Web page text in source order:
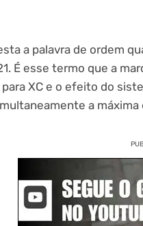
a palavra de ordem
É esse termo que a
XC e o efeito do
a máxima
PUB